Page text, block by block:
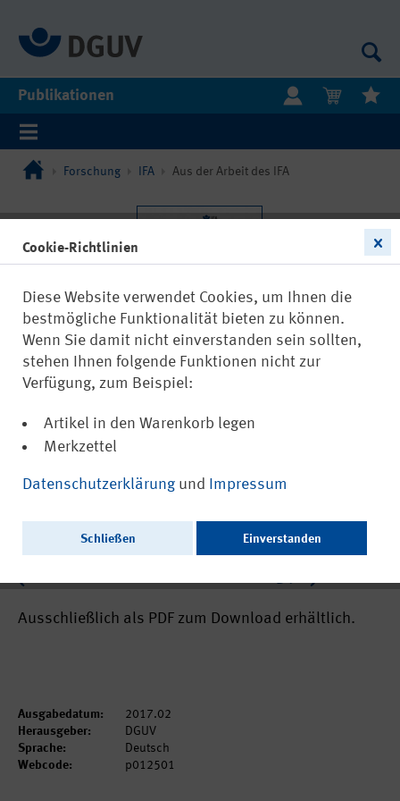
Publikationen
Forschung IFA Aus der Arbeit des IFA
Bildschirmen an Büroarbeitsplätzen:
physiologische Parameter und Leistung
Ausschließlich als PDF zum Download erhältlich.
Ausgabedatum:
2017.02
Herausgeber:
DGUV
Sprache:
Deutsch
Webcode:
p012501
Cookie-Richtlinien
Diese Website verwendet Cookies, um Ihnen die
bestmögliche Funktionalität bieten zu können.
Wenn Sie damit nicht einverstanden sein sollten,
stehen Ihnen folgende Funktionen nicht zur
Verfügung, zum Beispiel:
Artikel in den Warenkorb legen
Merkzettel
Datenschutzerklärung und Impressum
Schließen Einverstanden